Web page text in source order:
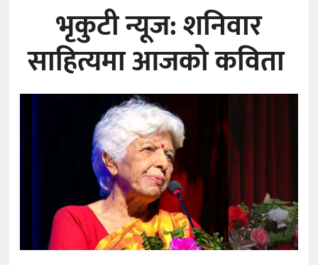
अन्तराष्ट्रिय
अन्तर्वार्ता
भृकुटी न्यूज: शनिवार
साहित्यमा आजको कविता